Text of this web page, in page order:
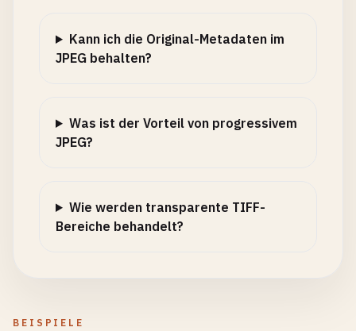
Kann ich die Original-Metadaten im
JPEG behalten?
Was ist der Vorteil von progressivem
JPEG?
Wie werden transparente TIFF-
Bereiche behandelt?
BEISPIELE